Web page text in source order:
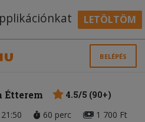
LETÖLTÖM
BELÉPÉS
Étterem
4.5/5 (90+)
60 perc 1 700 Ft